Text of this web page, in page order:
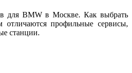
для BMW в Москве. Как выбрать
отличаются профильные сервисы,
станции.